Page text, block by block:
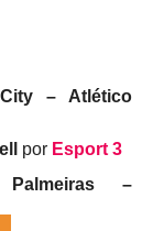
City – Atlético
por Esport 3
Palmeiras –